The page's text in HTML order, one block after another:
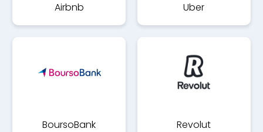
Airbnb Uber
BoursoBank Revolut